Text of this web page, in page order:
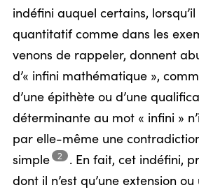
indéfini auquel certains, lorsqu’il
quantitatif comme dans les
venons de rappeler, donnent
d’« infini mathématique »,
d’une épithète ou d’une
déterminante au mot « infini »
par elle-même une
simple
2 .En fait, cet indéfini,
dont il n’est qu’une extension ou